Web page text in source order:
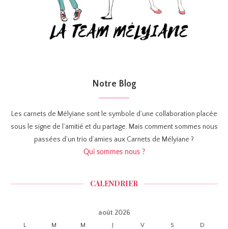
Notre Blog
Les carnets de Mélyiane sont le symbole d’une collaboration placée
sous le signe de l’amitié et du partage. Mais comment sommes nous
passées d’un trio d’amies aux Carnets de Mélyiane ?
Qui sommes nous ?
CALENDRIER
août 2026
L M M J V S D